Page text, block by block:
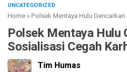
UNCATEGORIZED
Home »Polsek Mentaya Hulu
Polsek Mentaya Hulu
Sosialisasi Cegah
Tim Humas